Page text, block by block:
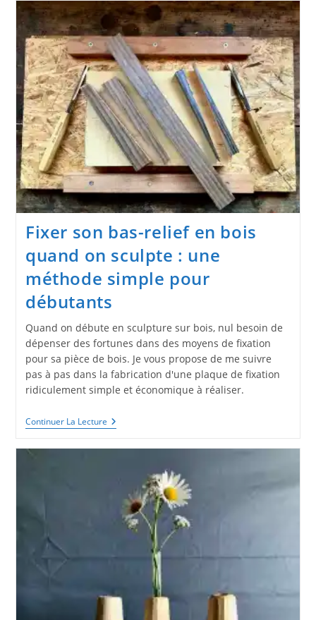
Ses
Gouges
De
Sculpture
Bois
?
Exercices
D’apprentissage
Fixer son bas-relief en bois
quand on sculpte : une
méthode simple pour
débutants
Quand on débute en sculpture sur bois, nul besoin de
dépenser des fortunes dans des moyens de fixation
pour sa pièce de bois. Je vous propose de me suivre
pas à pas dans la fabrication d'une plaque de fixation
ridiculement simple et économique à réaliser.
Continuer La LectureFixer
Son
Quand
Sculpte
Simple
Débutants